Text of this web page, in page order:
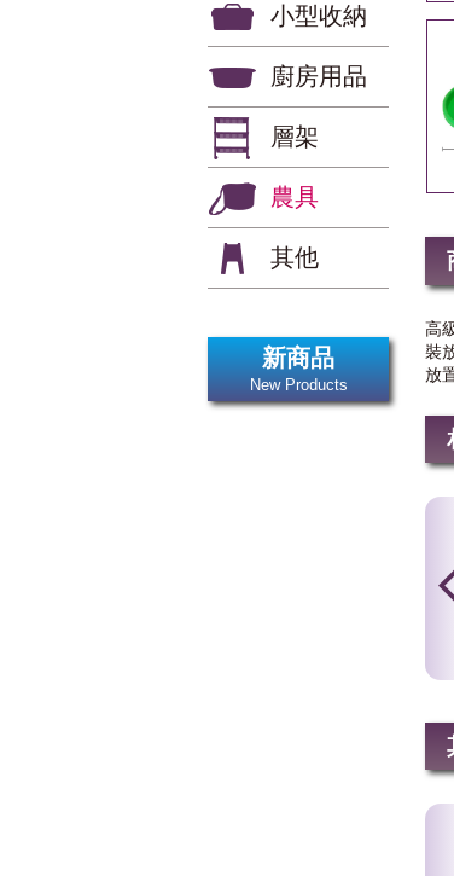
小型收納
廚房用品
層架
農具
其他
新商品
New Products
高
裝
放